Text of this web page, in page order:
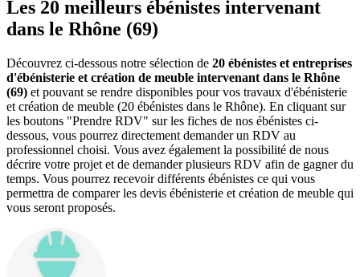
Les 20 meilleurs ébénistes intervenant
dans le Rhône (69)
Découvrez ci-dessous notre sélection de 20 ébénistes et entreprises
d'ébénisterie et création de meuble intervenant dans le Rhône
(69) et pouvant se rendre disponibles pour vos travaux d'ébénisterie
et création de meuble (20 ébénistes dans le Rhône). En cliquant sur
les boutons "Prendre RDV" sur les fiches de nos ébénistes ci-
dessous, vous pourrez directement demander un RDV au
professionnel choisi. Vous avez également la possibilité de nous
décrire votre projet et de demander plusieurs RDV afin de gagner du
temps. Vous pourrez recevoir différents ébénistes ce qui vous
permettra de comparer les devis ébénisterie et création de meuble qui
vous seront proposés.